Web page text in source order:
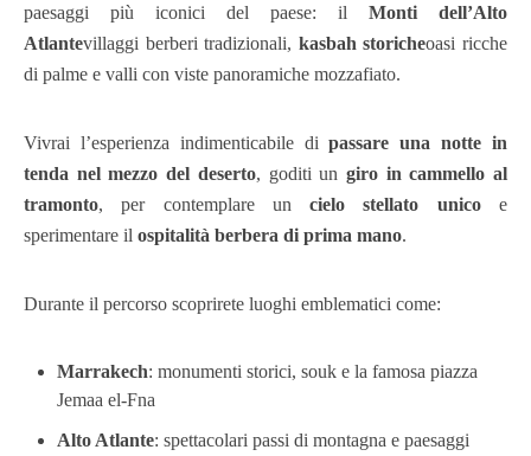
paesaggi più iconici del paese: il Monti dell’Alto
Atlantevillaggi berberi tradizionali, kasbah storicheoasi ricche
di palme e valli con viste panoramiche mozzafiato.
Vivrai l’esperienza indimenticabile dipassare una notte in
tenda nel mezzo del deserto, goditi un giro in cammello al
tramonto, per contemplare uncielo stellato unicoe
sperimentare il ospitalità berbera di prima mano.
Durante il percorso scoprirete luoghi emblematici come:
Marrakech: monumenti storici, souk e la famosa piazza
Jemaa el-Fna
Alto Atlante: spettacolari passi di montagna e paesaggi